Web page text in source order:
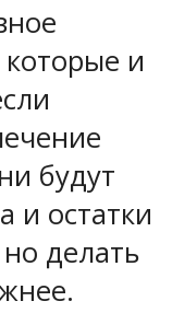
и
будут
и остатки
делать